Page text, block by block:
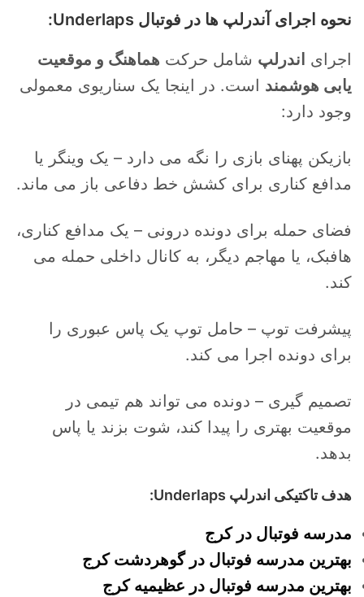
نحوه اجرای آندرلپ ها در فوتبال Underlaps:
اجرای اندرلپ شامل حرکت هماهنگ و موقعیت
یابی هوشمند است. در اینجا یک سناریوی معمولی
وجود دارد:
بازیکن پهنای بازی را نگه می دارد – یک وینگر یا
مدافع کناری برای کشش خط دفاعی باز می ماند.
فضای حمله برای دونده درونی – یک مدافع کناری،
هافبک، یا مهاجم دیگر، به کانال داخلی حمله می
کند.
پیشرفت توپ – حامل توپ یک پاس عبوری را
برای دونده اجرا می کند.
تصمیم گیری – دونده می تواند هم تیمی در
موقعیت بهتری را پیدا کند، شوت بزند یا پاس
بدهد.
هدف تاکتیکی اندرلپ Underlaps:
مدرسه فوتبال در کرج
بهترین مدرسه فوتبال در گوهردشت کرج
بهترین مدرسه فوتبال در عظیمیه کرج